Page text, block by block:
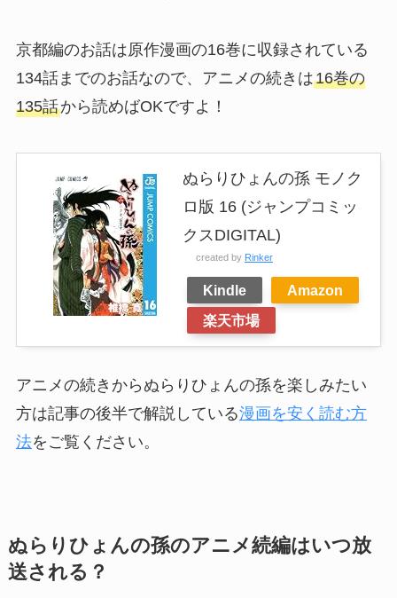
京都編のお話は原作漫画の16巻に収録されている
134話までのお話なので、アニメの続きは16巻の
135話から読めばOKですよ！
ぬらりひょんの孫 モノク
ロ版 16 (ジャンプコミッ
クスDIGITAL)
created by Rinker
Kindle
Amazon
楽天市場
アニメの続きからぬらりひょんの孫を楽しみたい
方は記事の後半で解説している漫画を安く読む方
法をご覧ください。
ぬらりひょんの孫のアニメ続編はいつ放
送される？